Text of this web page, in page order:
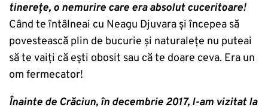
tinerețe, o nemurire care era absolut cuceritoare!
Când te întâlneai cu Neagu Djuvara și începea să
povestească plin de bucurie și naturalețe nu puteai
să te vaiți că ești obosit sau că te doare ceva. Era un
om fermecator!
Înainte de Crăciun, în decembrie 2017, l-am vizitat la